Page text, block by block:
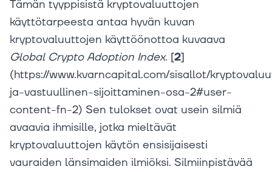
Tämän tyyppisistä kryptovaluuttojen
käyttötarpeesta antaa hyvän kuvan
kryptovaluuttojen käyttöönottoa kuvaava
Global Crypto Adoption Index. [2]
(https://www.kvarncapital.com/sisallot/
ja-vastuullinen-sijoittaminen-osa-2#user-
content-fn-2) Sen tulokset ovat usein silmiä
avaavia ihmisille, jotka mieltävät
kryptovaluuttojen käytön ensisijaisesti
vauraiden länsimaiden ilmiöksi. Silmiinpistävää